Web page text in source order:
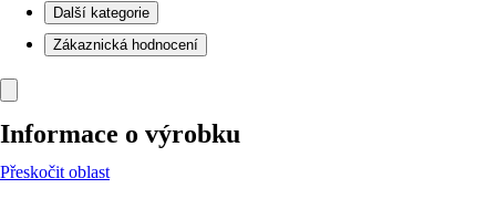
Další kategorie
Zákaznická hodnocení
Informace o výrobku
Přeskočit oblast